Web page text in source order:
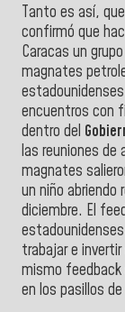
Tanto es así, que
confirmó que
Caracas un
magnates
encuentros con
dentro del
las reuniones de
magnates
un niño abriendo
diciembre. El
trabajar e invertir
mismo
en los pasillos